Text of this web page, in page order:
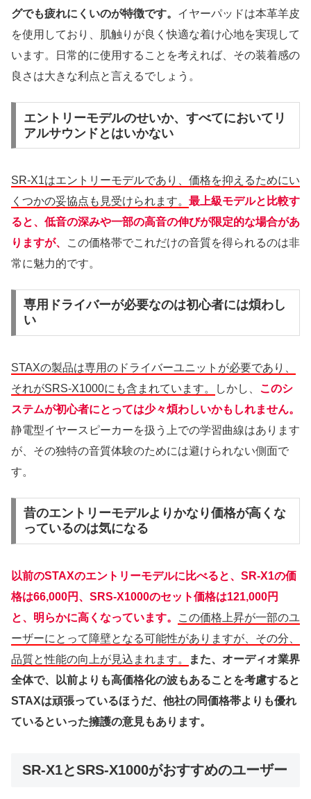
グでも疲れにくいのが特徴です。 イヤーパッドは本革羊皮
を使用しており、肌触りが良く快適な着け心地を実現して
います。日常的に使用することを考えれば、その装着感の
良さは大きな利点と言えるでしょう。
エントリーモデルのせいか、すべてにおいてリ
アルサウンドとはいかない
SR-X1はエントリーモデルであり、価格を抑えるためにい
くつかの妥協点も見受けられます。 最上級モデルと比較す
ると、低音の深みや一部の高音の伸びが限定的な場合があ
りますが、
この価格帯でこれだけの音質を得られるのは非
常に魅力的です。
専用ドライバーが必要なのは初心者には煩わし
い
STAXの製品は専用のドライバーユニットが必要であり、
それがSRS-X1000にも含まれています。
しかし、 このシ
ステムが初心者にとっては少々煩わしいかもしれません。
静電型イヤースピーカーを扱う上での学習曲線はあります
が、その独特の音質体験のためには避けられない側面で
す。
昔のエントリーモデルよりかなり価格が高くな
っているのは気になる
以前のSTAXのエントリーモデルに比べると、SR-X1の価
格は66,000円、SRS-X1000のセット価格は121,000円
と、明らかに高くなっています。
この価格上昇が一部のユ
ーザーにとって障壁となる可能性がありますが、その分、
品質と性能の向上が見込まれます。
また、オーディオ業界
全体で、以前よりも高価格化の波もあることを考慮すると
STAXは頑張っているほうだ、他社の同価格帯よりも優れ
ているといった擁護の意見もあります。
SR-X1とSRS-X1000がおすすめのユーザー